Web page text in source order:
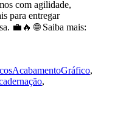
com agilidade,
para entregar
💼🔥 🌐 Saiba mais:
AcabamentoGráfico,
,